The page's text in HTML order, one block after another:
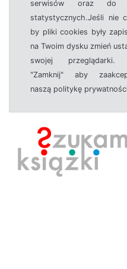
serwisów oraz do
statystycznych.Jeśli nie
by pliki cookies były
na Twoim dysku zmień
swojej przeglądarki.
"Zamknij" aby
naszą politykę